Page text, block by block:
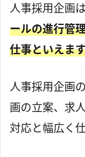
人事採用企画は
ールの進行管
仕事といえま
人事採用企画
画の立案、求
対応と幅広く